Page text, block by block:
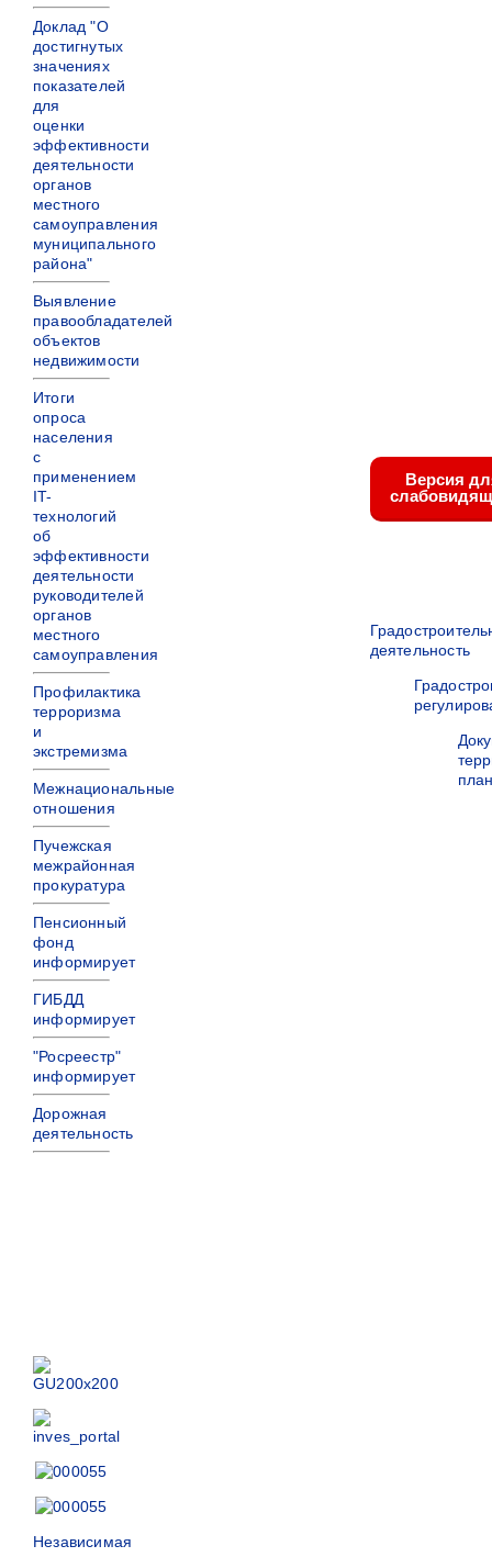
Доклад "О
достигнутых
значениях
показателей
для
оценки
эффективности
деятельности
органов
местного
самоуправления
муниципального
района"
Выявление
правообладателей
объектов
недвижимости
Итоги
опроса
населения
с
применением
IT-
технологий
об
эффективности
деятельности
руководителей
органов
местного
самоуправления
Профилактика
терроризма
и
экстремизма
Межнациональные
отношения
Пучежская
межрайонная
прокуратура
Пенсионный
фонд
информирует
ГИБДД
информирует
"Росреестр"
информирует
Дорожная
деятельность
Независимая
Версия
деятельность